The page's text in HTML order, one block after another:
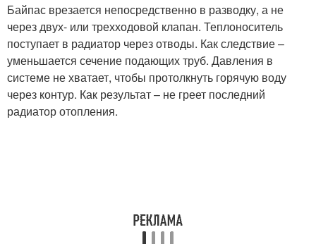
Байпас врезается непосредственно в разводку, а не
через двух- или трехходовой клапан. Теплоноситель
поступает в радиатор через отводы. Как следствие –
уменьшается сечение подающих труб. Давления в
системе не хватает, чтобы протолкнуть горячую воду
через контур. Как результат – не греет последний
радиатор отопления.